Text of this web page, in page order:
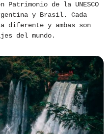
Patrimonio de la UNESCO
y Brasil. Cada
diferente y ambas son
del mundo.